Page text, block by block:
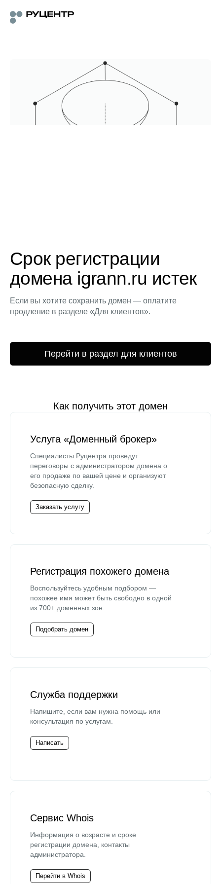
Срок регистрации
домена igrann.ru истек
Если вы хотите сохранить домен — оплатите
продление в разделе «Для клиентов».
Перейти в раздел для клиентов
Как получить этот домен
Услуга «Доменный брокер»
Специалисты Руцентра проведут
переговоры с администратором домена о
его продаже по вашей цене и организуют
безопасную сделку.
Заказать услугу
Регистрация похожего домена
Воспользуйтесь удобным подбором —
похожее имя может быть свободно в одной
из 700+ доменных зон.
Подобрать домен
Служба поддержки
Напишите, если вам нужна помощь или
консультация по услугам.
Написать
Сервис Whois
Информация о возрасте и сроке
регистрации домена, контакты
администратора.
Перейти в Whois